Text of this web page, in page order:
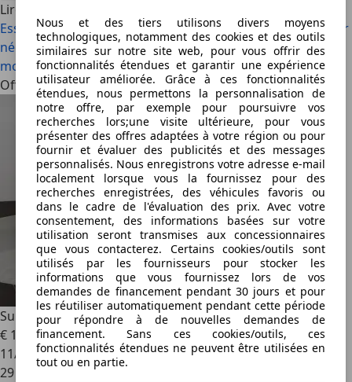
Lire aussi
Essai : Subaru e-Outback, décalé par nature, électrique par
nécessité (2027)Subaru Forester e-Boxer : suivre le
mouvement
Offres à la une
Subaru XV SUBARU XV II 1.6 115 TREND AWD BVA
€ 13 690
11/2012
29 800 km
Nous et des tiers utilisons divers moyens
technologiques, notamment des cookies et des outils
similaires sur notre site web, pour vous offrir des
fonctionnalités étendues et garantir une expérience
utilisateur améliorée. Grâce à ces fonctionnalités
étendues, nous permettons la personnalisation de
notre offre, par exemple pour poursuivre vos
recherches lors;une visite ultérieure, pour vous
présenter des offres adaptées à votre région ou pour
fournir et évaluer des publicités et des messages
personnalisés. Nous enregistrons votre adresse e-mail
localement lorsque vous la fournissez pour des
recherches enregistrées, des véhicules favoris ou
dans le cadre de l'évaluation des prix. Avec votre
consentement, des informations basées sur votre
utilisation seront transmises aux concessionnaires
que vous contacterez. Certains cookies/outils sont
utilisés par les fournisseurs pour stocker les
informations que vous fournissez lors de vos
demandes de financement pendant 30 jours et pour
les réutiliser automatiquement pendant cette période
pour répondre à de nouvelles demandes de
financement. Sans ces cookies/outils, ces
fonctionnalités étendues ne peuvent être utilisées en
tout ou en partie.